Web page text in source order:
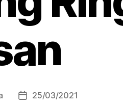
Post25/03/2021